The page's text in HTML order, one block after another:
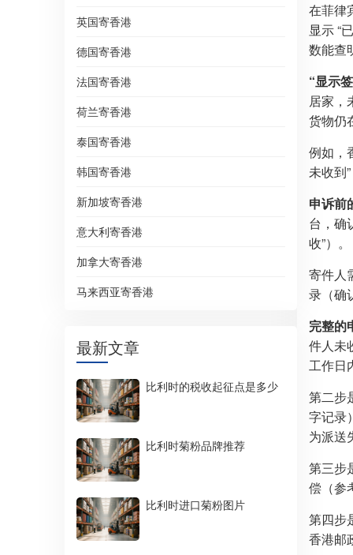
英国寄香港
德国寄香港
法国寄香港
荷兰寄香港
泰国寄香港
韩国寄香港
新加坡寄香港
意大利寄香港
加拿大寄香港
马来西亚寄香港
最新文章
比利时的税收起征点是多少
比利时菊粉品牌推荐
比利时进口菊粉图片
在菲律
显示 “
数能查
“显示
居家，
货物仍
例如，
未收到
申诉前
台，确
收”）。
寄件人
录（确
完整的
件人未
工作日
第二步
字记录
为派送
第三步
偿（参
第四步
香港邮